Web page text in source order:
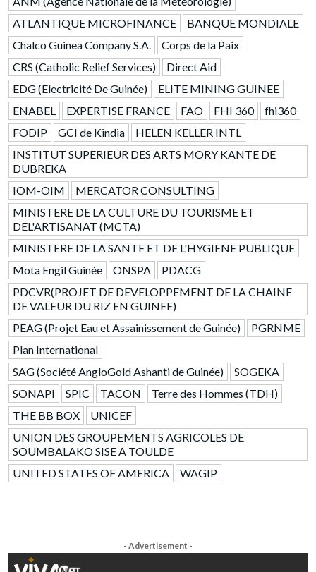
ATLANTIQUE MICROFINANCE
BANQUE MONDIALE
Chalco Guinea Company S.A.
Corps de la Paix
CRS (Catholic Relief Services)
Direct Aid
EDG (Electricité De Guinée)
ELITE MINING GUINEE
ENABEL
EXPERTISE FRANCE FAO FHI 360
fhi360
FODIP
GCI de Kindia
HELEN KELLER INTL
INSTITUT SUPERIEUR DES ARTS MORY KANTE DE
DUBREKA
IOM-OIM
MERCATOR CONSULTING
MINISTERE DE LA CULTURE DU TOURISME ET
DEL'ARTISANAT (MCTA)
MINISTERE DE LA SANTE ET DE L'HYGIENE PUBLIQUE
Mota Engil Guinée
ONSPA
PDACG
PDCVR(PROJET DE DEVELOPPEMENT DE LA CHAINE
DE VALEUR DU RIZ EN GUINEE)
PEAG (Projet Eau et Assainissement de Guinée)
PGRNME
Plan International
SAG (Société AngloGold Ashanti de Guinée)
SOGEKA
SONAPI
SPIC TACON
Terre des Hommes (TDH)
THE BB BOX
UNICEF
UNION DES GROUPEMENTS AGRICOLES DE
SOUMBALAKO SISE A TOULDE
UNITED STATES OF AMERICA
WAGIP
- Advertisement -